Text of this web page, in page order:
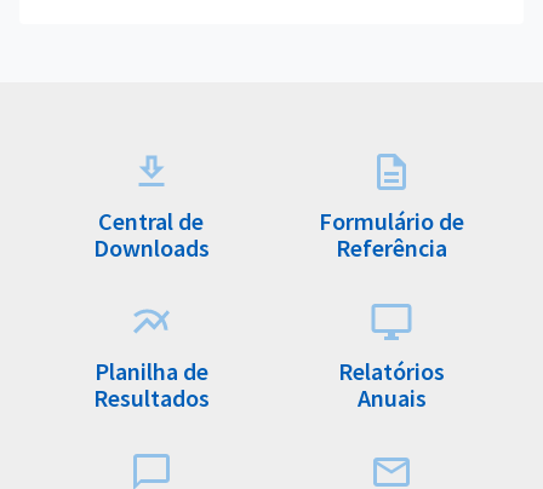
Central de
Downloads
Formulário de
Referência
Planilha de
Resultados
Relatórios
Anuais